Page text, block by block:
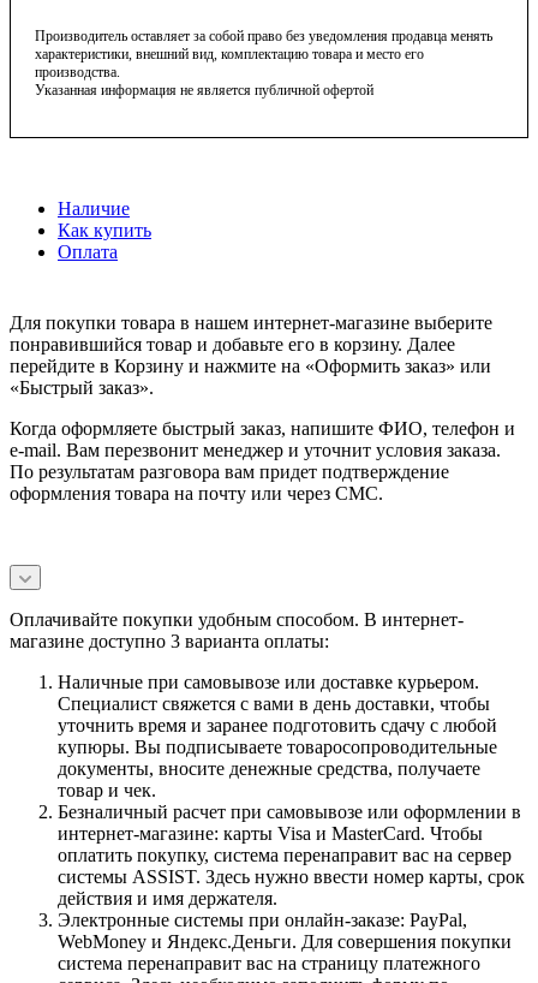
Производитель оставляет за собой право без уведомления продавца менять
характеристики, внешний вид, комплектацию товара и место его
производства.
Указанная информация не является публичной офертой
Наличие
Как купить
Оплата
Для покупки товара в нашем интернет-магазине выберите
понравившийся товар и добавьте его в корзину. Далее
перейдите в Корзину и нажмите на «Оформить заказ» или
«Быстрый заказ».
Когда оформляете быстрый заказ, напишите ФИО, телефон и
e-mail. Вам перезвонит менеджер и уточнит условия заказа.
По результатам разговора вам придет подтверждение
оформления товара на почту или через СМС.
Оплачивайте покупки удобным способом. В интернет-
магазине доступно 3 варианта оплаты:
Наличные при самовывозе или доставке курьером.
Специалист свяжется с вами в день доставки, чтобы
уточнить время и заранее подготовить сдачу с любой
купюры. Вы подписываете товаросопроводительные
документы, вносите денежные средства, получаете
товар и чек.
Безналичный расчет при самовывозе или оформлении в
интернет-магазине: карты Visa и MasterCard. Чтобы
оплатить покупку, система перенаправит вас на сервер
системы ASSIST. Здесь нужно ввести номер карты, срок
действия и имя держателя.
Электронные системы при онлайн-заказе: PayPal,
WebMoney и Яндекс.Деньги. Для совершения покупки
система перенаправит вас на страницу платежного